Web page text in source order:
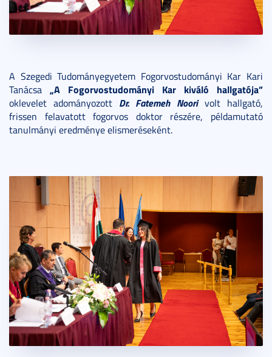
A Szegedi Tudományegyetem Fogorvostudományi Kar Kari
Tanácsa „A Fogorvostudományi Kar kiváló hallgatója”
oklevelet adományozott Dr. Fatemeh Noorivolt hallgató,
frissen felavatott fogorvos doktor részére, példamutató
tanulmányi eredménye elismeréseként.